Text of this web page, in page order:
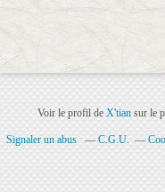
Voir le profil de X'tiansur le
Signaler un abus C.G.U.